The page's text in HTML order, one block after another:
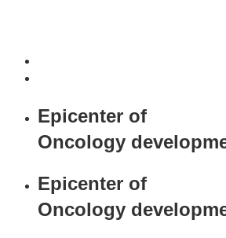
Epicenter of
Oncology
Epicenter of
Oncology